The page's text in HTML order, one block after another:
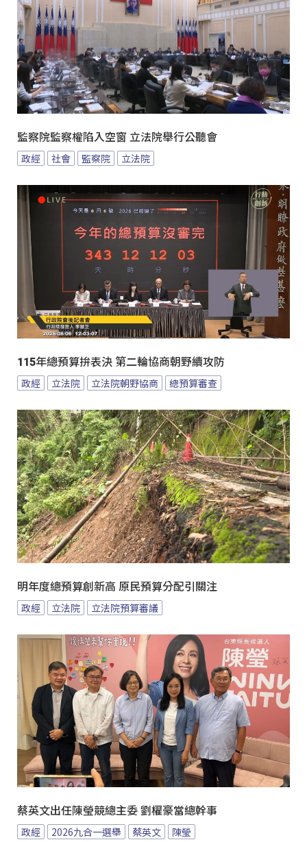
監察院監察權陷入空窗 立法院舉行公聽會
政經 社會 監察院 立法院
115年總預算拚表決 第二輪協商朝野續攻防
政經 立法院 立法院朝野協商 總預算審查
明年度總預算創新高 原民預算分配引關注
政經 立法院 立法院預算審議
蔡英文出任陳瑩競總主委 劉櫂豪當總幹事
政經 2026九合一選舉 蔡英文 陳瑩